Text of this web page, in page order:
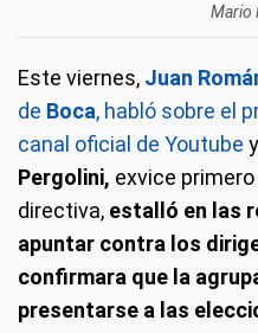
Mario
Este viernes, Juan
de Boca, habló sobre el
canal oficial de Youtube
Pergolini, exvice
directiva, estalló en las
apuntar contra los
confirmara que la
presentarse a las